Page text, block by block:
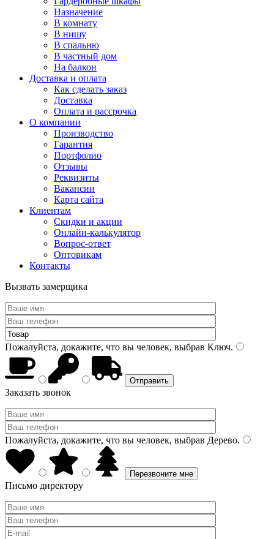
Назначение
В комнату
В нишу
В спальню
В частный дом
На балкон
Доставка и оплата
Как сделать заказ
Доставка
Оплата и рассрочка
О компании
Производство
Гарантия
Портфолио
Отзывы
Реквизиты
Вакансии
Карта сайта
Клиентам
Скидки и акции
Онлайн-калькулятор
Вопрос-ответ
Оптовикам
Контакты
Вызвать замерщика
Пожалуйста, докажите, что вы человек, выбрав Ключ.
Заказать звонок
Пожалуйста, докажите, что вы человек, выбрав Дерево.
Письмо директору